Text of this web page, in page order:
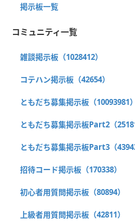
掲示板一覧
コミュニティ一覧
雑談掲示板（1028412）
コテハン掲示板（42654）
ともだち募集掲示板（10093981）
ともだち募集掲示板Part2（
ともだち募集掲示板Part3（
招待コード掲示板（170338）
初心者用質問掲示板（80894）
上級者用質問掲示板（42811）